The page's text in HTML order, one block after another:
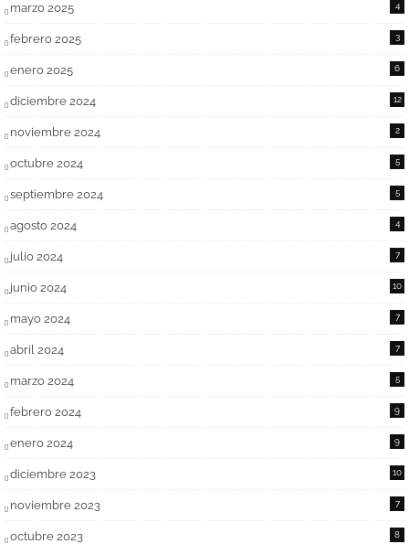
marzo 2025 4
febrero 2025 3
enero 2025 6
diciembre 2024 12
noviembre 2024 2
octubre 2024 5
septiembre 2024 5
agosto 2024 4
julio 2024 7
junio 2024 10
mayo 2024 7
abril 2024 7
marzo 2024 5
febrero 2024 9
enero 2024 9
diciembre 2023 10
noviembre 2023 7
octubre 2023 8